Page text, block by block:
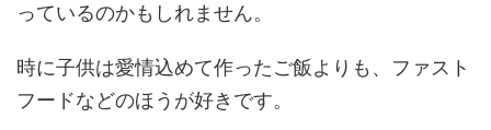
っているのかもしれません。
時に子供は愛情込めて作ったご飯よりも、ファスト
フードなどのほうが好きです。